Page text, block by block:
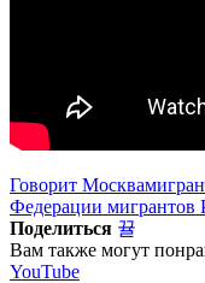
Говорит Москва
Федерации мигрантов
Поделиться
Вам также могут
YouTube